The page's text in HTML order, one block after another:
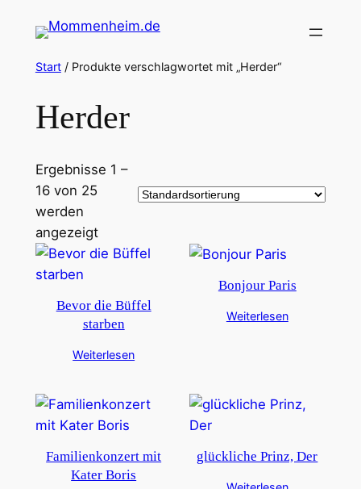
Inhalt
springen
Start/ Produkte verschlagwortet mit „Herder“
Herder
Ergebnisse 1 –
16 von 25
werden
angezeigt
Bevor die Büffel
starben
Weiterlesen
Bonjour Paris
Weiterlesen
Familienkonzert mit
Kater Boris
glückliche Prinz, Der